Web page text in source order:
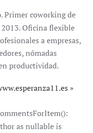
. Primer coworking de
2013. Oficina flexible
a empresas,
nómadas
productividad.
as nullable is